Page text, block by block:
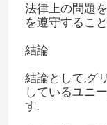
法律上の問題
を遵守するこ
結論
結論として,グ
しているユニ
す.